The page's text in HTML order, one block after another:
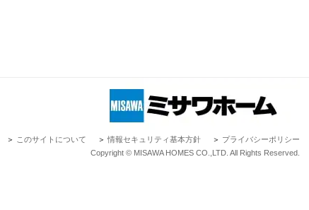
＞ このサイトについて ＞ 情報セキュリティ基本方針 ＞ プライバシーポリシー
Copyright © MISAWA HOMES CO.,LTD. All Rights Reserved.